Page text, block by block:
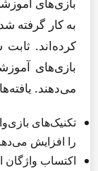
به کار گرفته
کرده‌اند. ثابت
بازی‌های
می‌دهند.
تکنیک‌های
را افزایش
اکتساب واژگان